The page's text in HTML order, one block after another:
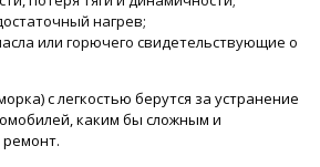
нагрев;
или горючего свидетельствующие о
с легкостью берутся за устранение
каким бы сложным и
ремонт.